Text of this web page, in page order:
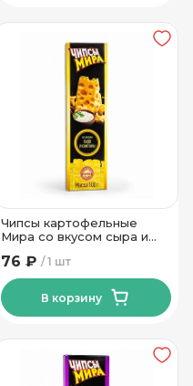
Чипсы картофельные
Мира со вкусом сыра и
1 шт
76 ₽
В корзину